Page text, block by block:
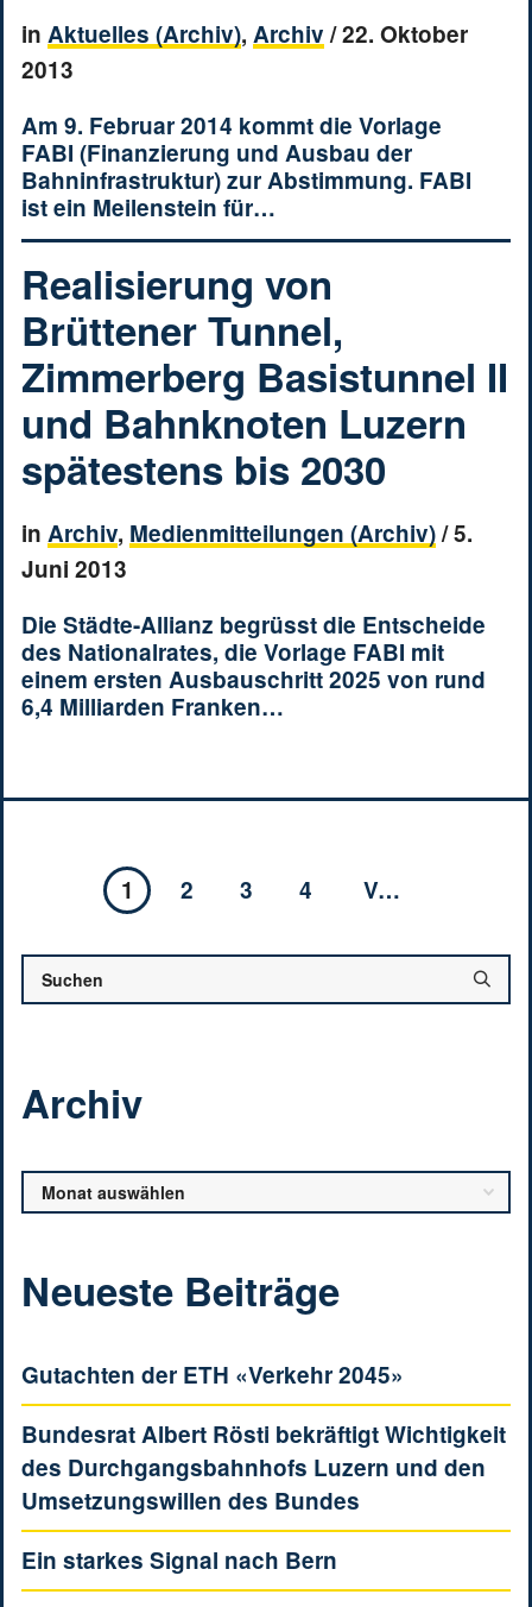
in Aktuelles (Archiv), Archiv /22. Oktober
2013
Am 9. Februar 2014 kommt die Vorlage
FABI (Finanzierung und Ausbau der
Bahninfrastruktur) zur Abstimmung. FABI
ist ein Meilenstein für…
Realisierung von
Brüttener Tunnel,
Zimmerberg Basistunnel II
und Bahnknoten Luzern
spätestens bis 2030
in Archiv, Medienmitteilungen (Archiv)/5.
Juni 2013
Die Städte-Allianz begrüsst die Entscheide
des Nationalrates, die Vorlage FABI mit
einem ersten Ausbauschritt 2025 von rund
6,4 Milliarden Franken…
1 2 3 4 Vor
Archiv
Archiv
Neueste Beiträge
Gutachten der ETH «Verkehr 2045»
Bundesrat Albert Rösti bekräftigt Wichtigkeit
des Durchgangsbahnhofs Luzern und den
Umsetzungswillen des Bundes
Ein starkes Signal nach Bern